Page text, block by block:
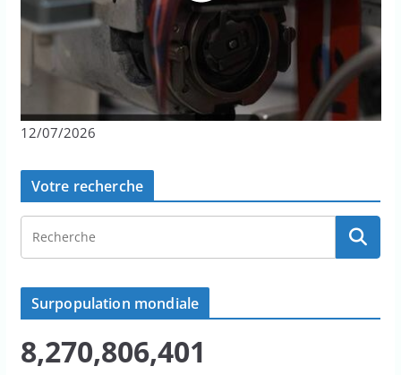
12/07/2026
Votre recherche
Surpopulation mondiale
8,270,806,401